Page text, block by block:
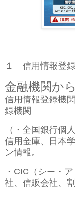
１ 信用情報登録
金融機関か
信用情報登録機
録機関
（・全国銀行個
信用金庫、日本
ン情報。
・CIC（シー・
社、信販会社、